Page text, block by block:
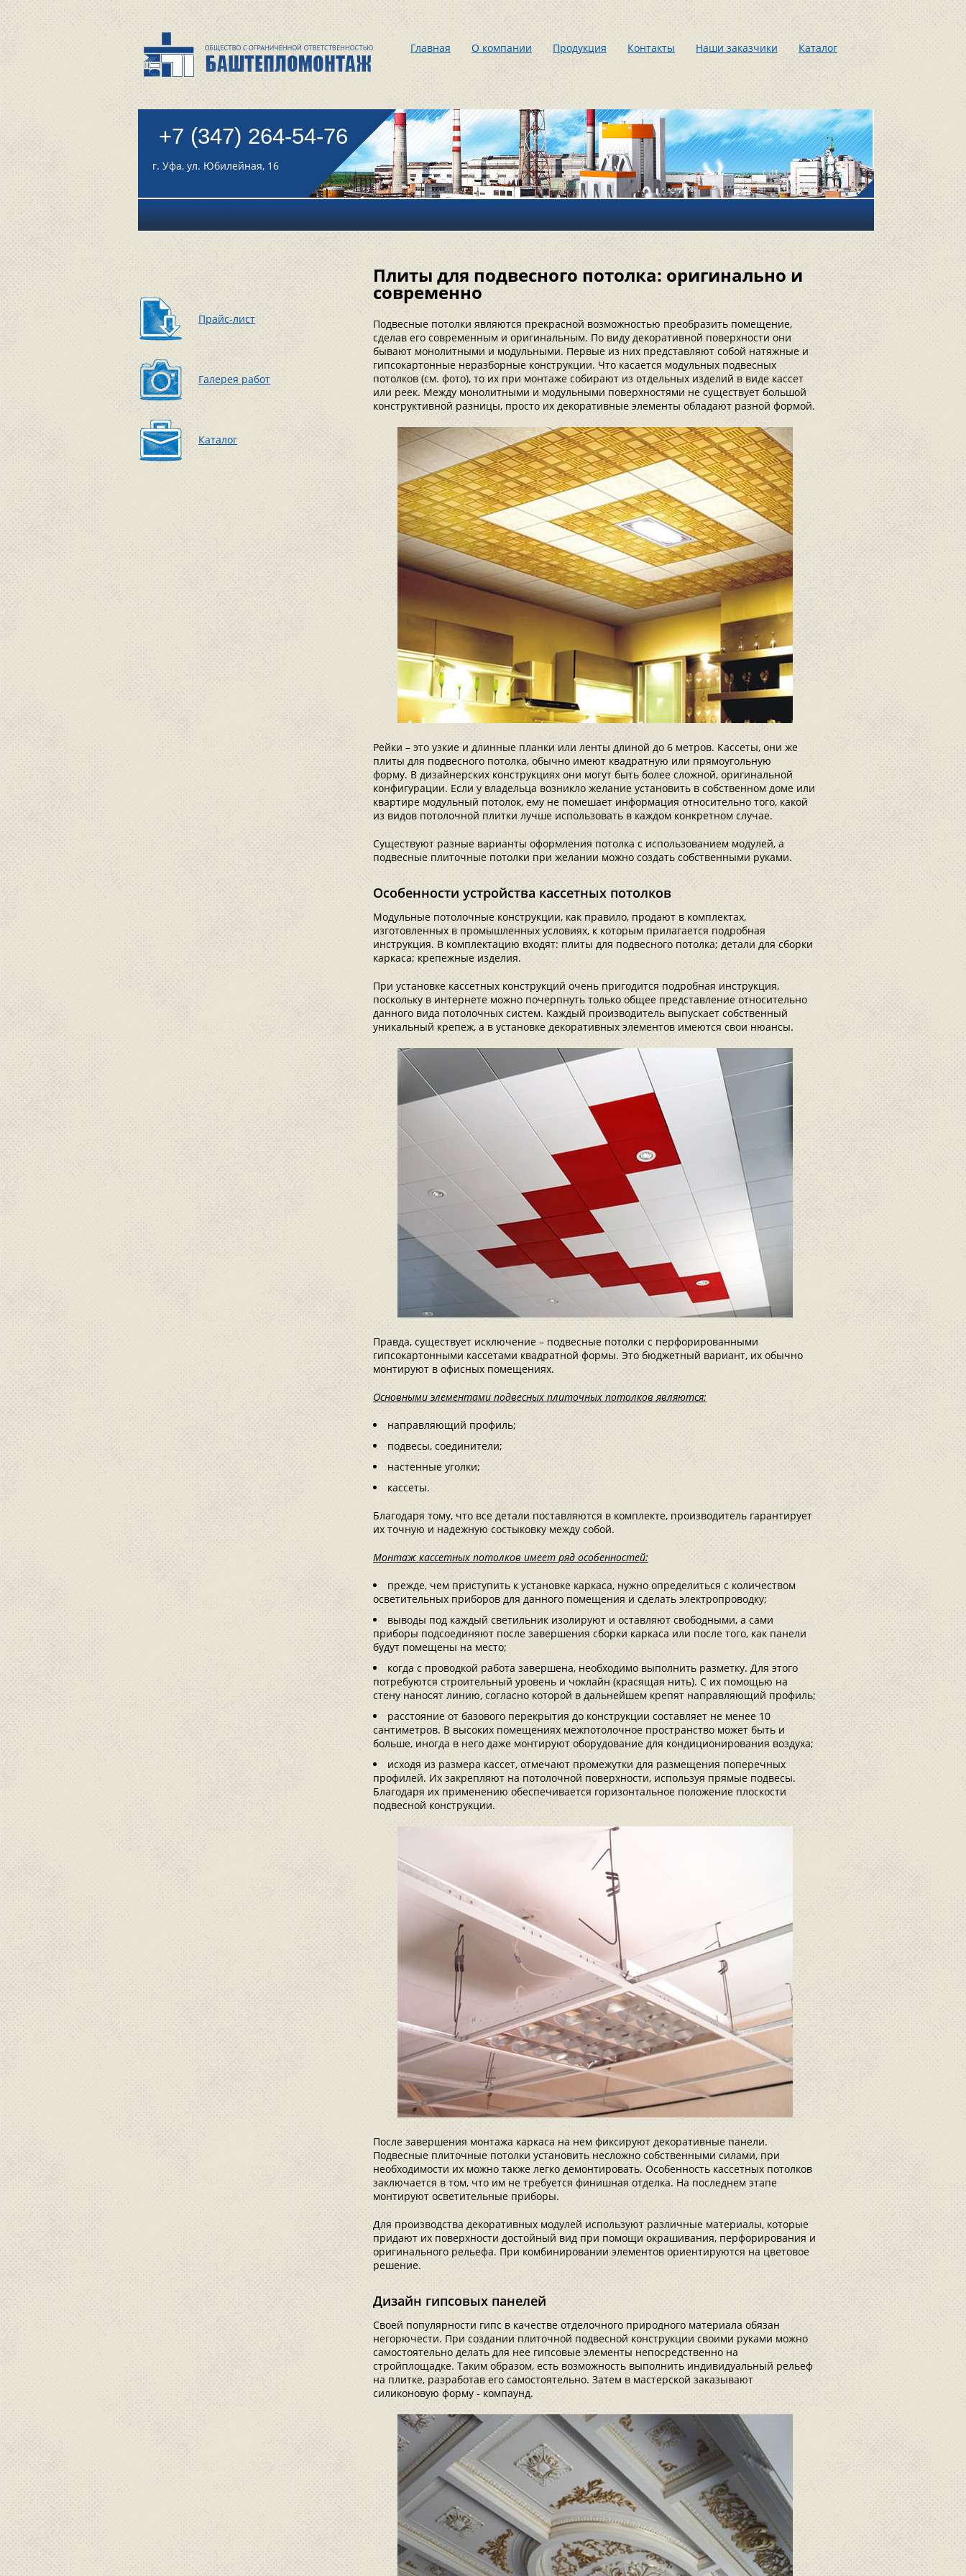
Главная О компании Продукция Контакты Наши заказчики Каталог
+7 (347) 264-54-76
г. Уфа, ул. Юбилейная, 16
Прайс-лист
Галерея работ
Каталог
Плиты для подвесного потолка: оригинально и
современно
Подвесные потолки являются прекрасной возможностью преобразить помещение,
сделав его современным и оригинальным. По виду декоративной поверхности они
бывают монолитными и модульными. Первые из них представляют собой натяжные и
гипсокартонные неразборные конструкции. Что касается модульных подвесных
потолков (см. фото), то их при монтаже собирают из отдельных изделий в виде кассет
или реек. Между монолитными и модульными поверхностями не существует большой
конструктивной разницы, просто их декоративные элементы обладают разной формой.
Рейки – это узкие и длинные планки или ленты длиной до 6 метров. Кассеты, они же
плиты для подвесного потолка, обычно имеют квадратную или прямоугольную
форму. В дизайнерских конструкциях они могут быть более сложной, оригинальной
конфигурации. Если у владельца возникло желание установить в собственном доме или
квартире модульный потолок, ему не помешает информация относительно того, какой
из видов потолочной плитки лучше использовать в каждом конкретном случае.
Существуют разные варианты оформления потолка с использованием модулей, а
подвесные плиточные потолки при желании можно создать собственными руками.
Особенности устройства кассетных потолков
Модульные потолочные конструкции, как правило, продают в комплектах,
изготовленных в промышленных условиях, к которым прилагается подробная
инструкция. В комплектацию входят: плиты для подвесного потолка; детали для сборки
каркаса; крепежные изделия.
При установке кассетных конструкций очень пригодится подробная инструкция,
поскольку в интернете можно почерпнуть только общее представление относительно
данного вида потолочных систем. Каждый производитель выпускает собственный
уникальный крепеж, а в установке декоративных элементов имеются свои нюансы.
Правда, существует исключение – подвесные потолки с перфорированными
гипсокартонными кассетами квадратной формы. Это бюджетный вариант, их обычно
монтируют в офисных помещениях.
Основными элементами подвесных плиточных потолков являются:
направляющий профиль;
подвесы, соединители;
настенные уголки;
кассеты.
Благодаря тому, что все детали поставляются в комплекте, производитель гарантирует
их точную и надежную состыковку между собой.
Монтаж кассетных потолков имеет ряд особенностей:
прежде, чем приступить к установке каркаса, нужно определиться с количеством
осветительных приборов для данного помещения и сделать электропроводку;
выводы под каждый светильник изолируют и оставляют свободными, а сами
приборы подсоединяют после завершения сборки каркаса или после того, как панели
будут помещены на место;
когда с проводкой работа завершена, необходимо выполнить разметку. Для этого
потребуются строительный уровень и чоклайн (красящая нить). С их помощью на
стену наносят линию, согласно которой в дальнейшем крепят направляющий профиль;
расстояние от базового перекрытия до конструкции составляет не менее 10
сантиметров. В высоких помещениях межпотолочное пространство может быть и
больше, иногда в него даже монтируют оборудование для кондиционирования воздуха;
исходя из размера кассет, отмечают промежутки для размещения поперечных
профилей. Их закрепляют на потолочной поверхности, используя прямые подвесы.
Благодаря их применению обеспечивается горизонтальное положение плоскости
подвесной конструкции.
После завершения монтажа каркаса на нем фиксируют декоративные панели.
Подвесные плиточные потолки установить несложно собственными силами, при
необходимости их можно также легко демонтировать. Особенность кассетных потолков
заключается в том, что им не требуется финишная отделка. На последнем этапе
монтируют осветительные приборы.
Для производства декоративных модулей используют различные материалы, которые
придают их поверхности достойный вид при помощи окрашивания, перфорирования и
оригинального рельефа. При комбинировании элементов ориентируются на цветовое
решение.
Дизайн гипсовых панелей
Своей популярности гипс в качестве отделочного природного материала обязан
негорючести. При создании плиточной подвесной конструкции своими руками можно
самостоятельно делать для нее гипсовые элементы непосредственно на
стройплощадке. Таким образом, есть возможность выполнить индивидуальный рельеф
на плитке, разработав его самостоятельно. Затем в мастерской заказывают
силиконовую форму - компаунд.